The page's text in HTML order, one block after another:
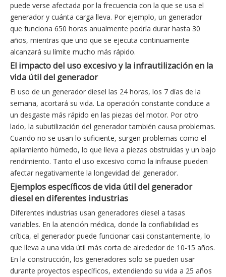
puede verse afectada por la frecuencia con la que se usa el
generador y cuánta carga lleva. Por ejemplo, un generador
que funciona 650 horas anualmente podría durar hasta 30
años, mientras que uno que se ejecuta continuamente
alcanzará su límite mucho más rápido.
El impacto del uso excesivo y la infrautilización en la
vida útil del generador
El uso de un generador diesel las 24 horas, los 7 días de la
semana, acortará su vida. La operación constante conduce a
un desgaste más rápido en las piezas del motor. Por otro
lado, la subutilización del generador también causa problemas.
Cuando no se usan lo suficiente, surgen problemas como el
apilamiento húmedo, lo que lleva a piezas obstruidas y un bajo
rendimiento. Tanto el uso excesivo como la infrause pueden
afectar negativamente la longevidad del generador.
Ejemplos específicos de vida útil del generador
diesel en diferentes industrias
Diferentes industrias usan generadores diesel a tasas
variables. En la atención médica, donde la confiabilidad es
crítica, el generador puede funcionar casi constantemente, lo
que lleva a una vida útil más corta de alrededor de 10-15 años.
En la construcción, los generadores solo se pueden usar
durante proyectos específicos, extendiendo su vida a 25 años